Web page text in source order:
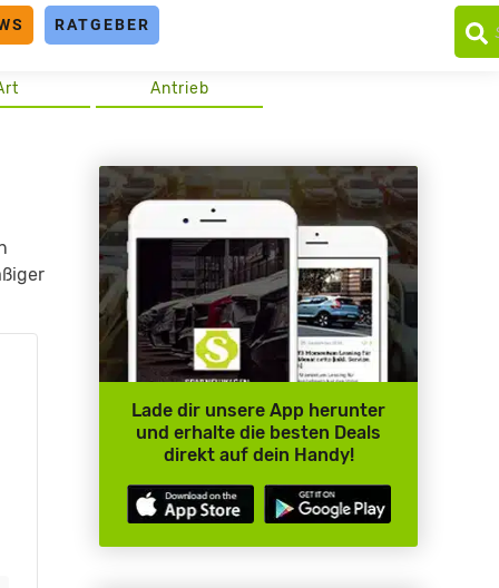
RATGEBER
Antrieb
Lade dir unsere App herunter
und erhalte die besten Deals
direkt auf dein Handy!